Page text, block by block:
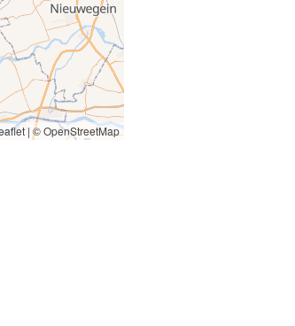
| © OpenStreetMap